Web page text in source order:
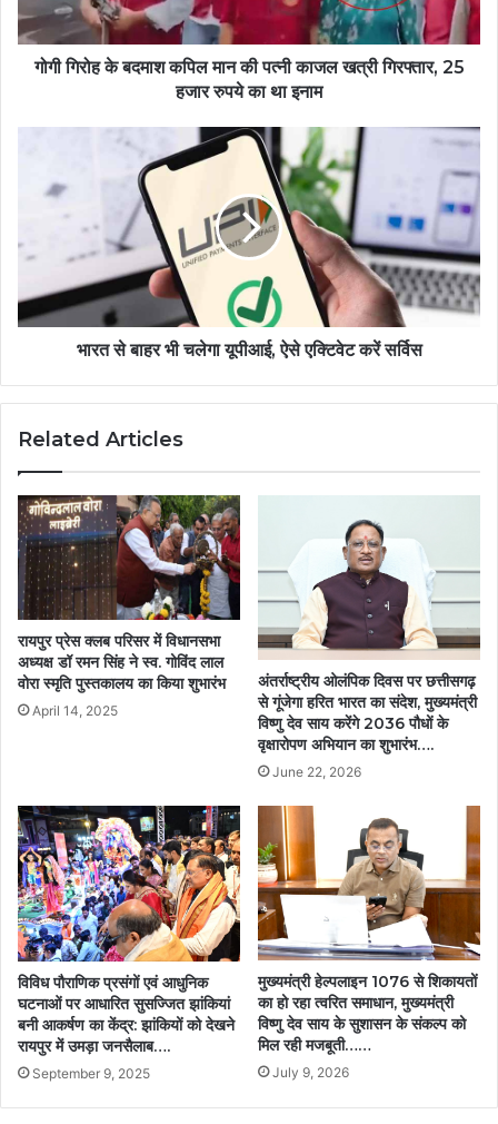
गोगी गिरोह के बदमाश कपिल मान की पत्नी काजल खत्री गिरफ्तार, 25
हजार रुपये का था इनाम
भारत से बाहर भी चलेगा यूपीआई, ऐसे एक्टिवेट करें सर्विस
Related Articles
रायपुर प्रेस क्लब परिसर में विधानसभा
अध्यक्ष डॉ रमन सिंह ने स्व. गोविंद लाल
वोरा स्मृति पुस्तकालय का किया शुभारंभ
April 14, 2025
अंतर्राष्ट्रीय ओलंपिक दिवस पर छत्तीसगढ़
से गूंजेगा हरित भारत का संदेश, मुख्यमंत्री
विष्णु देव साय करेंगे 2036 पौधों के
वृक्षारोपण अभियान का शुभारंभ….
June 22, 2026
विविध पौराणिक प्रसंगों एवं आधुनिक
घटनाओं पर आधारित सुसज्जित झांकियां
बनी आकर्षण का केंद्र: झांकियों को देखने
रायपुर में उमड़ा जनसैलाब….
September 9, 2025
मुख्यमंत्री हेल्पलाइन 1076 से शिकायतों
का हो रहा त्वरित समाधान, मुख्यमंत्री
विष्णु देव साय के सुशासन के संकल्प को
मिल रही मजबूती……
July 9, 2026